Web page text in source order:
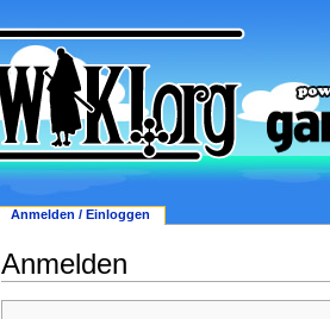
Anmelden
Anmelden / Einloggen